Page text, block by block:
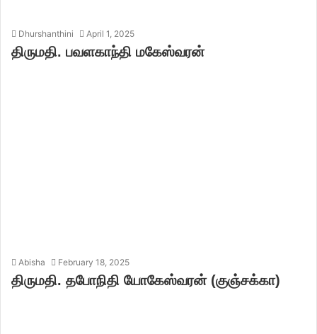
Dhurshanthini April 1, 2025
திருமதி. பவளகாந்தி மகேஸ்வரன்
Abisha February 18, 2025
திருமதி. தபோநிதி யோகேஸ்வரன் (குஞ்சக்கா)